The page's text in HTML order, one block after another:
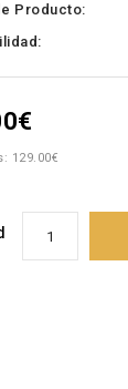
Producto:
129.00€